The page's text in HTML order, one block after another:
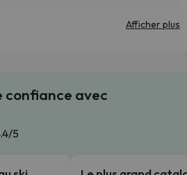
Afficher plus
confiance avec
5